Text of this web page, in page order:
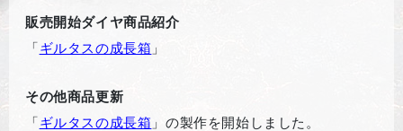
販売開始ダイヤ商品紹介
「ギルタスの成長箱 」
その他商品更新
「ギルタスの成長箱 」の製作を開始しました。